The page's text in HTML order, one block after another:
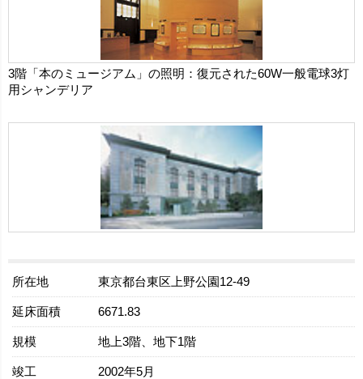
3階「本のミュージアム」の照明：復元された60W一般電球3灯
用シャンデリア
所在地 東京都台東区上野公園12-49
延床面積 6671.83
規模 地上3階、地下1階
竣工 2002年5月